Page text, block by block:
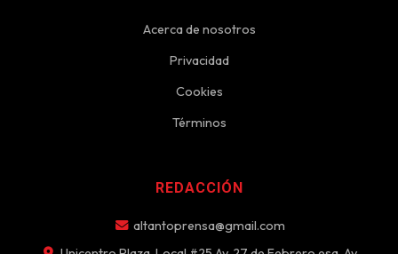
Acerca de nosotros
Privacidad
Cookies
Términos
REDACCIÓN
altantoprensa@gmail.com